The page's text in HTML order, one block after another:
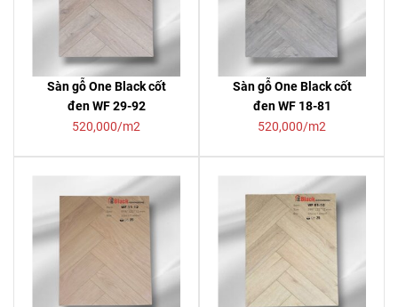
Sàn gỗ One Black cốt
đen WF 29-92
520,000/m2
Sàn gỗ One Black cốt
đen WF 18-81
520,000/m2